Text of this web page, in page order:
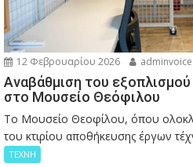
12 Φεβρουαρίου 2026 adminvoice
Αναβάθμιση του
στο Μουσείο Θεόφιλου
Το Μουσείο Θεοφίλου, όπου
του κτιρίου αποθήκευσης έργων
ΤΕΧΝΗ